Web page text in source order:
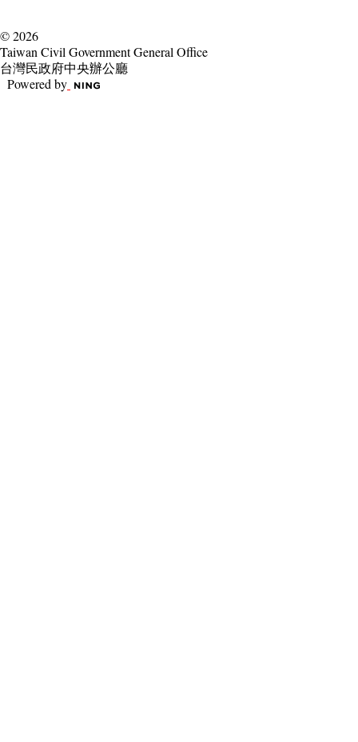
© 2026
Taiwan Civil Government General Office
台灣民政府中央辦公廳
Powered by